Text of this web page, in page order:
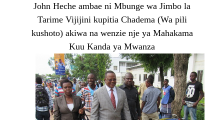
John Heche ambae ni Mbunge wa Jimbo la
Tarime Vijijini kupitia Chadema (Wa pili
kushoto) akiwa na wenzie nje ya Mahakama
Kuu Kanda ya Mwanza